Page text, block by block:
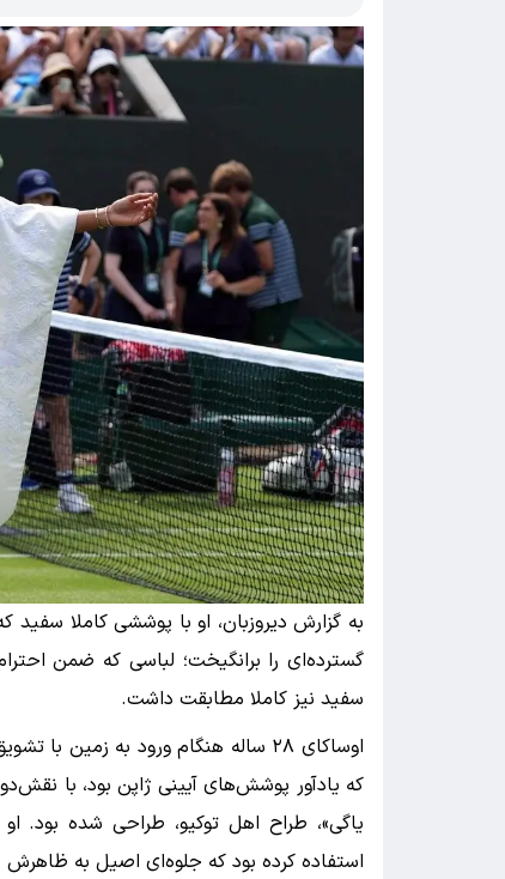
به گزارش دیروزبان، او با پوششی کاملا
گسترده‌ای را برانگیخت؛ لباسی که ضمن
سفید نیز کاملا مطابقت داشت.
اوساکای ۲۸ ساله هنگام ورود به
که یادآور پوشش‌های آیینی ژاپن بود، با
یاگی»، طراح اهل توکیو، طراحی شده
استفاده کرده بود که جلوه‌ای اصیل به